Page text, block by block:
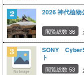
2026 神代
閲覧総数 36
SONY
ト
閲覧総数 53